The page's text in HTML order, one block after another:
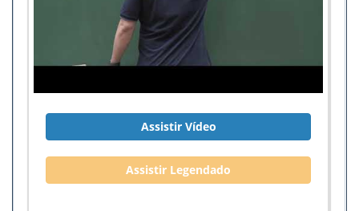
Assistir Vídeo
Assistir Legendado